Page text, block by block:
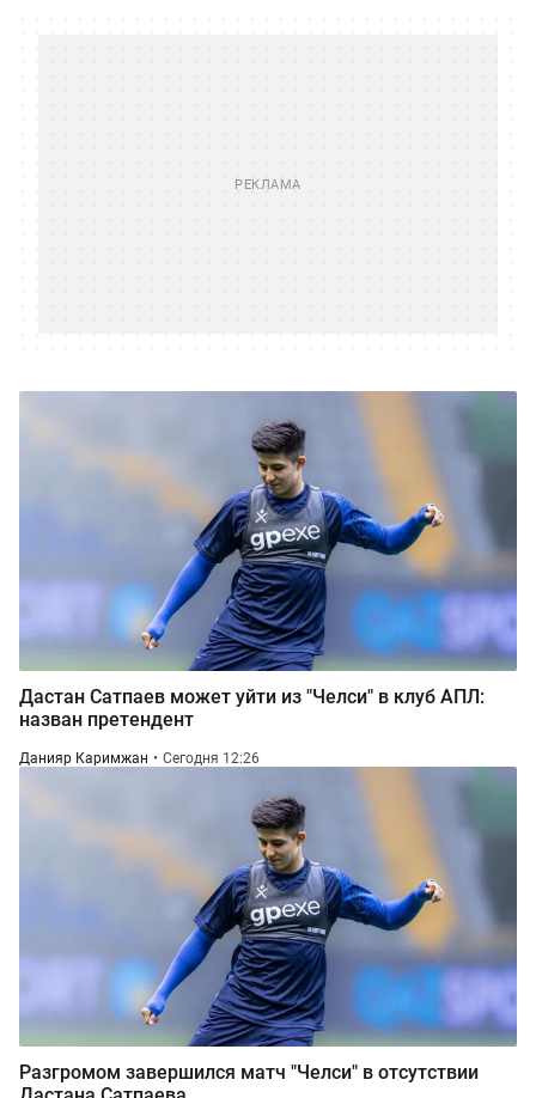
Дастан Сатпаев может уйти из "Челси" в клуб АПЛ:
назван претендент
Данияр Каримжан Сегодня 12:26
Разгромом завершился матч "Челси" в отсутствии